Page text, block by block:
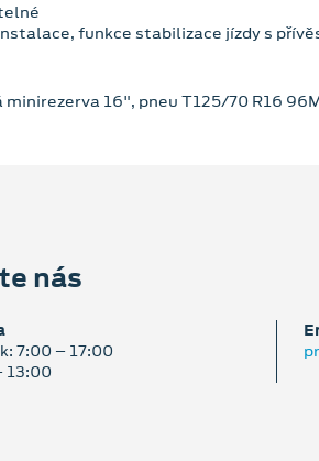
funkce stabilizace jízdy s
minirezerva 16", pneu T125/70 R16
nás
7:00 – 17:00
13:00